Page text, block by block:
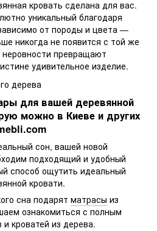
кровать сделана для вас.
уникальный благодаря
от породы и цвета —
никогда не появится с той же
неровности превращают
удивительное изделие.
для вашей деревянной
можно в Киеве и других
сон, вашей новой
подходящий и удобный
способ ощутить идеальный
кровати.
сна подарят матрасы из
ознакомиться с полным
кроватей из дерева.